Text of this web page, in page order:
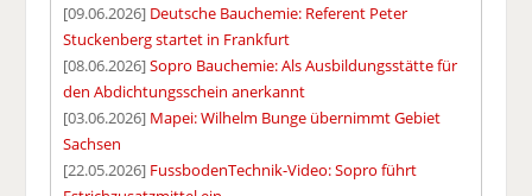
[09.06.2026] Deutsche Bauchemie: Referent Peter
Stuckenberg startet in Frankfurt
[08.06.2026]Sopro Bauchemie: Als Ausbildungsstätte für
den Abdichtungsschein anerkannt
[03.06.2026] Mapei: Wilhelm Bunge übernimmt Gebiet
Sachsen
[22.05.2026] FussbodenTechnik-Video: Sopro führt